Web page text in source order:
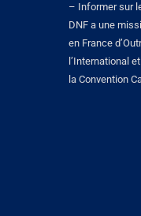
– Informer sur
DNF a une
en France
l’International
la Convention